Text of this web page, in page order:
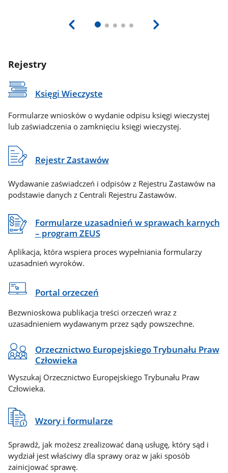
Rejestry
Księgi Wieczyste
Formularze wniosków o wydanie odpisu księgi wieczystej
lub zaświadczenia o zamknięciu księgi wieczystej.
Rejestr Zastawów
Wydawanie zaświadczeń i odpisów z Rejestru Zastawów na
podstawie danych z Centrali Rejestru Zastawów.
Formularze uzasadnień w sprawach karnych
– program ZEUS
Aplikacja, która wspiera proces wypełniania formularzy
uzasadnień wyroków.
Portal orzeczeń
Bezwnioskowa publikacja treści orzeczeń wraz z
uzasadnieniem wydawanym przez sądy powszechne.
Orzecznictwo Europejskiego Trybunału Praw
Człowieka
Wyszukaj Orzecznictwo Europejskiego Trybunału Praw
Człowieka.
Wzory i formularze
Sprawdź, jak możesz zrealizować daną usługę, który sąd i
wydział jest właściwy dla sprawy oraz w jaki sposób
zainicjować sprawę.